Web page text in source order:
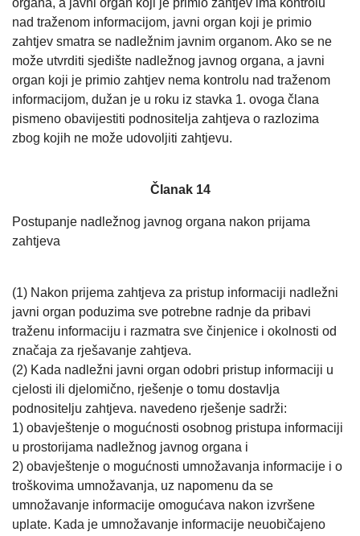
organa, a javni organ koji je primio zahtjev ima kontrolu
nad traženom informacijom, javni organ koji je primio
zahtjev smatra se nadležnim javnim organom. Ako se ne
može utvrditi sjedište nadležnog javnog organa, a javni
organ koji je primio zahtjev nema kontrolu nad traženom
informacijom, dužan je u roku iz stavka 1. ovoga člana
pismeno obavijestiti podnositelja zahtjeva o razlozima
zbog kojih ne može udovoljiti zahtjevu.
Članak 14
Postupanje nadležnog javnog organa nakon prijama
zahtjeva
(1) Nakon prijema zahtjeva za pristup informaciji nadležni
javni organ poduzima sve potrebne radnje da pribavi
traženu informaciju i razmatra sve činjenice i okolnosti od
značaja za rješavanje zahtjeva.
(2) Kada nadležni javni organ odobri pristup informaciji u
cjelosti ili djelomično, rješenje o tomu dostavlja
podnositelju zahtjeva. navedeno rješenje sadrži:
1) obavještenje o mogućnosti osobnog pristupa informaciji
u prostorijama nadležnog javnog organa i
2) obavještenje o mogućnosti umnožavanja informacije i o
troškovima umnožavanja, uz napomenu da se
umnožavanje informacije omogućava nakon izvršene
uplate. Kada je umnožavanje informacije neuobičajeno